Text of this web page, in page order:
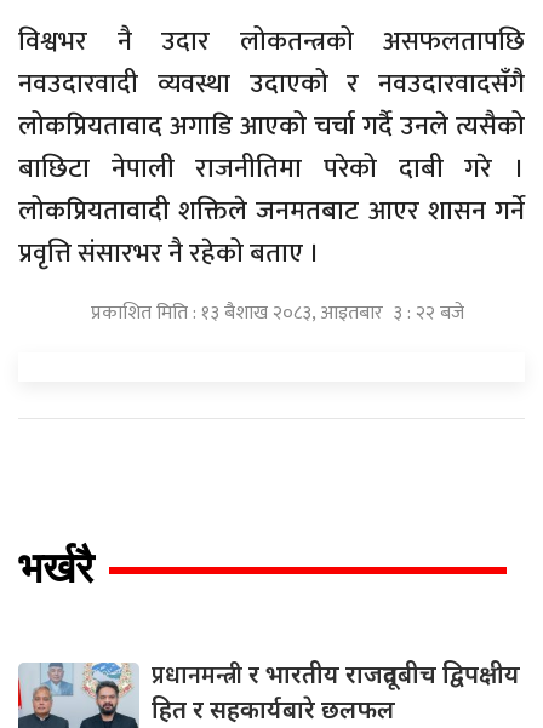
विश्वभर नै उदार लोकतन्त्रको असफलतापछि
नवउदारवादी व्यवस्था उदाएको र नवउदारवादसँगै
लोकप्रियतावाद अगाडि आएको चर्चा गर्दै उनले त्यसैको
बाछिटा नेपाली राजनीतिमा परेको दाबी गरे ।
लोकप्रियतावादी शक्तिले जनमतबाट आएर शासन गर्ने
प्रवृत्ति संसारभर नै रहेको बताए ।
प्रकाशित मिति : १३ बैशाख २०८३, आइतबार ३ : २२ बजे
भर्खरै
प्रधानमन्त्रीर भारतीय राजदूतबीच द्विपक्षीय
हित र सहकार्यबारे छलफल